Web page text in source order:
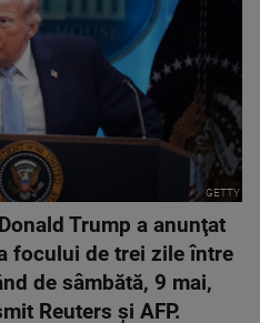
GETTY
Trump a anunţat
focului de trei zile între
de sâmbătă, 9 mai,
Reuters şi AFP.